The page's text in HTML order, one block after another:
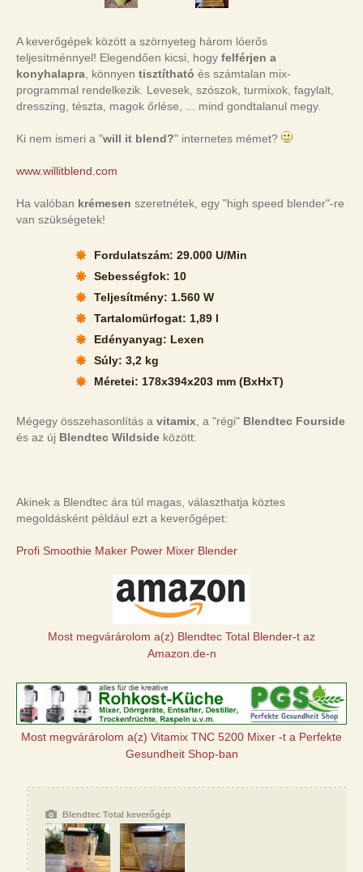
A keverőgépek között a szörnyeteg három lóerős
teljesítménnyel! Elegendően kicsi, hogy felférjen a
konyhalapra , könnyen tisztítható és számtalan mix-
programmal rendelkezik. Levesek, szószok, turmixok, fagylalt,
dresszing, tészta, magok őrlése, ... mind gondtalanul megy.
Ki nem ismeri a "will it blend?" internetes mémet?
www.willitblend.com
Ha valóban krémesen szeretnétek, egy "high speed blender"-re
van szükségetek!
Fordulatszám: 29.000 U/Min
Sebességfok: 10
Teljesítmény: 1.560 W
Tartalomürfogat: 1,89 l
Edényanyag: Lexen
Súly: 3,2 kg
Méretei: 178x394x203 mm (BxHxT)
Mégegy összehasonlítás a vitamix , a "régi" Blendtec Fourside
és az új Blendtec Wildside között:
Akinek a Blendtec ára túl magas, választhatja köztes
megoldásként például ezt a keverőgépet:
Profi Smoothie Maker Power Mixer Blender
Most megvárárolom a(z) Blendtec Total Blender-t az
Amazon.de-n
Most megvárárolom a(z) Vitamix TNC 5200 Mixer -t a Perfekte
Gesundheit Shop-ban
Blendtec Total keverőgép